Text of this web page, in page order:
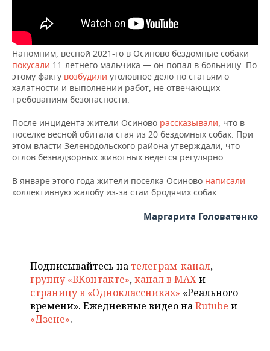
Напомним, весной 2021-го в Осиново бездомные собаки
покусали 11-летнего мальчика — он попал в больницу. По
этому факту возбудили уголовное дело по статьям о
халатности и выполнении работ, не отвечающих
требованиям безопасности.
После инцидента жители Осиново рассказывали, что в
поселке весной обитала стая из 20 бездомных собак. При
этом власти Зеленодольского района утверждали, что
отлов безнадзорных животных ведется регулярно.
В январе этого года жители поселка Осиново написали
коллективную жалобу из-за стаи бродячих собак.
Маргарита Головатенко
Подписывайтесь на телеграм-канал,
группу «ВКонтакте»,канал в MAXи
страницу в «Одноклассниках» «Реального
времени». Ежедневные видео наRutube и
«Дзене».